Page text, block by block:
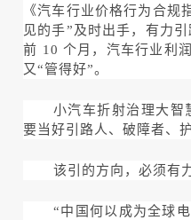
《汽车行业价格行为合规
见的手”及时出手，有力
前 10 个月，汽车行业利
又“管得好”。
小汽车折射治理大智
要当好引路人、破障者、护
该引的方向，必须有
“中国何以成为全球